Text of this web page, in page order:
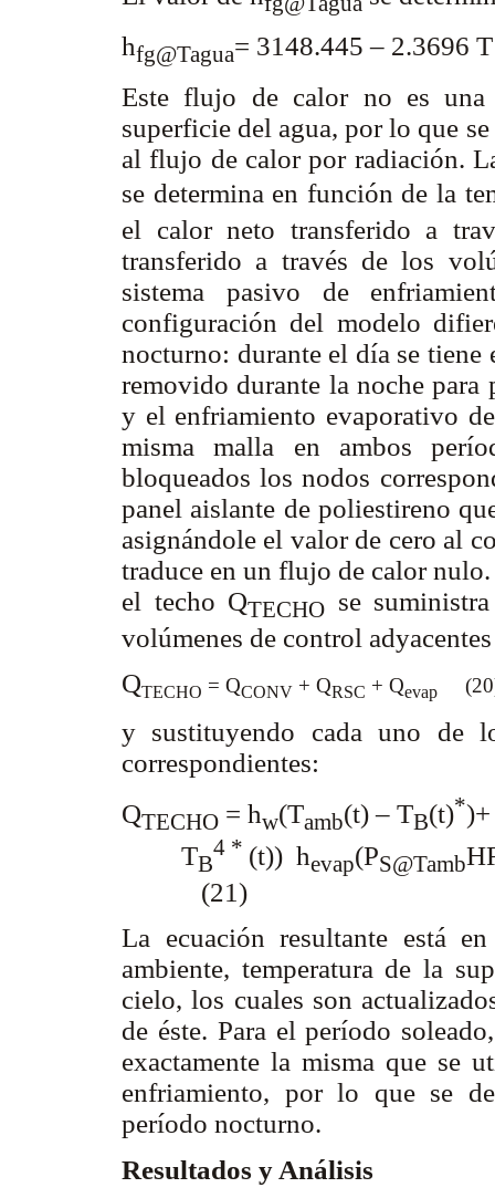
hfg@Tagua= 3148.445 –
Este flujo de calor no es
superficie del agua, por lo que
al flujo de calor por radiación.
se determina en función de la
el calor neto transferido a
transferido a través de los
sistema pasivo de
configuración del modelo
nocturno: durante el día se
removido durante la noche
y el enfriamiento evaporativo
misma malla en ambos
bloqueados los nodos
panel aislante de poliestireno
asignándole el valor de cero al
traduce en un flujo de calor
el techo QTECHO se
volúmenes de control
QTECHO = QCONV + QRSC + Qevap
y sustituyendo cada uno de
correspondientes:
QTECHO = hw(Tamb(t) – TB(t)*)+
TB
4 * (t)) hevap(PS@Tamb
(21)
La ecuación resultante está
ambiente, temperatura de la
cielo, los cuales son
de éste. Para el período
exactamente la misma que se
enfriamiento, por lo que se
período nocturno.
Resultados y Análisis